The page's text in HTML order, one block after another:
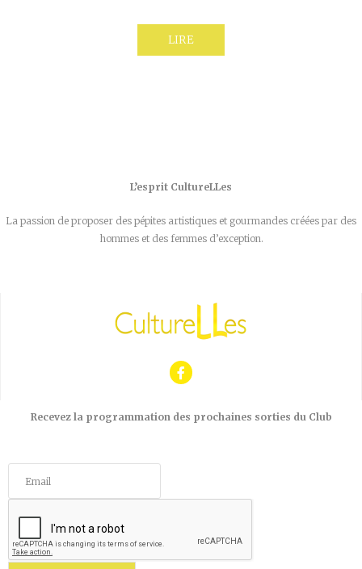
LIRE
L’esprit CultureLLes
La passion de proposer des pépites artistiques et gourmandes créées par des
hommes et des femmes d’exception.
Recevez la programmation des prochaines sorties du Club